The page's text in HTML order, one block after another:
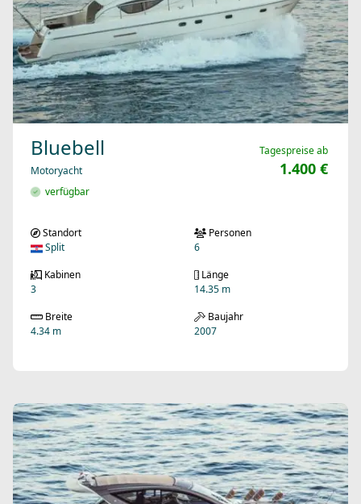
Bluebell
Motoryacht
verfügbar
Tagespreise ab
1.400 €
Standort
Split
Personen
6
Kabinen
3
Länge
14.35 m
Breite
4.34 m
Baujahr
2007